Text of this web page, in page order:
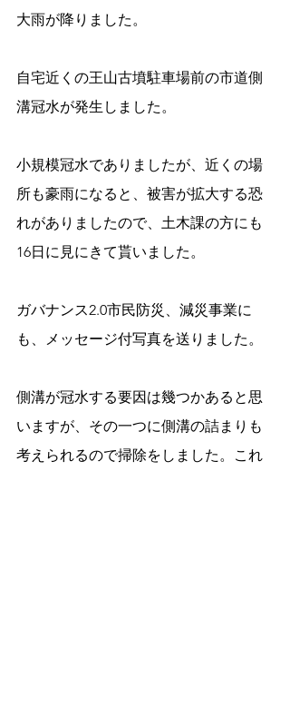
大雨が降りました。
自宅近くの王山古墳駐車場前の市道側
溝冠水が発生しました。
小規模冠水でありましたが、近くの場
所も豪雨になると、被害が拡大する恐
れがありましたので、土木課の方にも
16日に見にきて貰いました。
ガバナンス2.0市民防災、減災事業に
も、メッセージ付写真を送りました。
側溝が冠水する要因は幾つかあると思
いますが、その一つに側溝の詰まりも
考えられるので掃除をしました。これ